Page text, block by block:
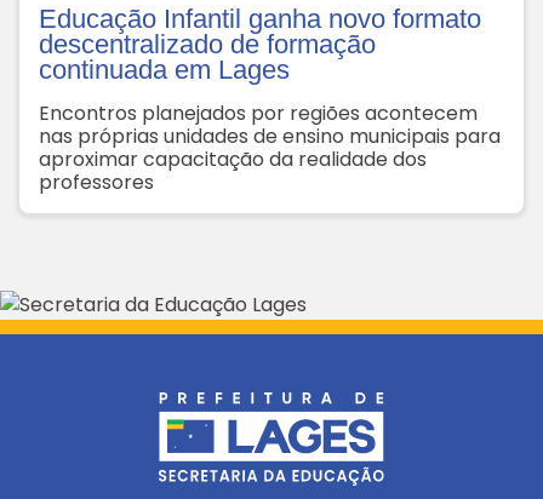
Educação Infantil ganha novo formato
descentralizado de formação
continuada em Lages
Encontros planejados por regiões acontecem
nas próprias unidades de ensino municipais para
aproximar capacitação da realidade dos
professores